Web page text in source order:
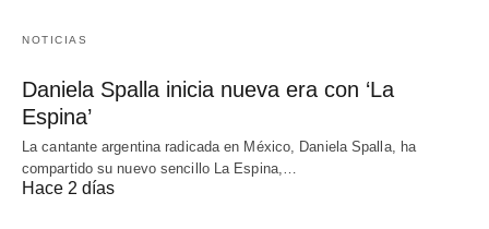
NOTICIAS
Daniela Spalla inicia nueva era con ‘La
Espina’
La cantante argentina radicada en México, Daniela Spalla, ha
compartido su nuevo sencillo La Espina,…
Hace 2 días